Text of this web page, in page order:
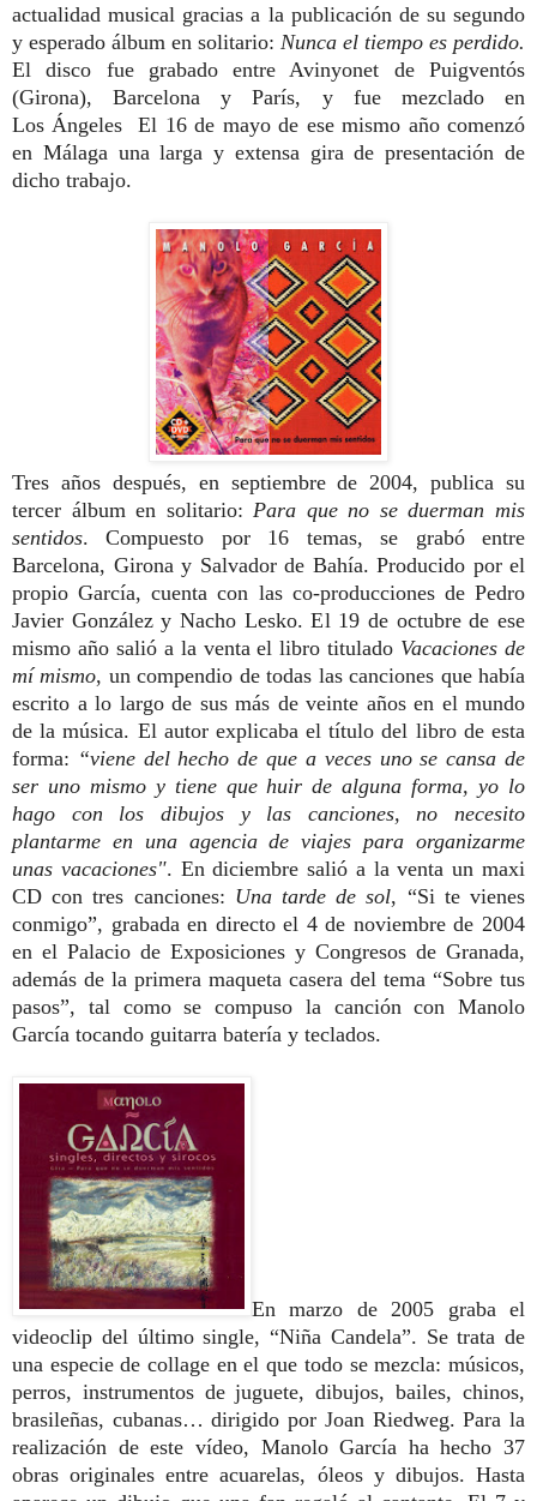
actualidad musical gracias a la publicación de su segundo
y esperado álbum en solitario: Nunca el tiempo es perdido.
El disco fue grabado entre Avinyonet de Puigventós
(Girona), Barcelona y París, y fue mezclado en
Los Ángeles El 16 de mayo de ese mismo año comenzó
en Málaga una larga y extensa gira de presentación de
dicho trabajo.
Tres años después, en septiembre de 2004, publica su
tercer álbum en solitario: Para que no se duerman mis
sentidos. Compuesto por 16 temas, se grabó entre
Barcelona, Girona y Salvador de Bahía. Producido por el
propio García, cuenta con las co-producciones de Pedro
Javier González y Nacho Lesko. El 19 de octubre de ese
mismo año salió a la venta el libro titulado Vacaciones de
mí mismo, un compendio de todas las canciones que había
escrito a lo largo de sus más de veinte años en el mundo
de la música. El autor explicaba el título del libro de esta
forma: “viene del hecho de que a veces uno se cansa de
ser uno mismo y tiene que huir de alguna forma, yo lo
hago con los dibujos y las canciones, no necesito
plantarme en una agencia de viajes para organizarme
unas vacaciones". En diciembre salió a la venta un maxi
CD con tres canciones: Una tarde de sol, “Si te vienes
conmigo”, grabada en directo el 4 de noviembre de 2004
en el Palacio de Exposiciones y Congresos de Granada,
además de la primera maqueta casera del tema “Sobre tus
pasos”, tal como se compuso la canción con Manolo
García tocando guitarra batería y teclados.
En marzo de 2005 graba el
videoclip del último single, “Niña Candela”. Se trata de
una especie de collage en el que todo se mezcla: músicos,
perros, instrumentos de juguete, dibujos, bailes, chinos,
brasileñas, cubanas… dirigido por Joan Riedweg. Para la
realización de este vídeo, Manolo García ha hecho 37
obras originales entre acuarelas, óleos y dibujos. Hasta